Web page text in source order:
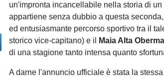
un'impronta incancellabile nella storia di un
appartiene senza dubbio a questa
ed entusiasmante percorso sportivo tra il
storico vice-capitano) e il
Maia Alta
di una stagione tanto intensa quanto
A darne l'annuncio ufficiale è stata la